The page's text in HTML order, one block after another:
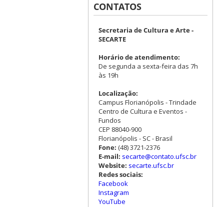
CONTATOS
Secretaria de Cultura e Arte -
SECARTE
Horário de atendimento:
De segunda a sexta-feira das 7h
às 19h
Localização:
Campus Florianópolis - Trindade
Centro de Cultura e Eventos -
Fundos
CEP 88040-900
Florianópolis - SC - Brasil
Fone: (48) 3721-2376
E-mail: secarte@contato.ufsc.br
Website: secarte.ufsc.br
Redes sociais:
Facebook
Instagram
YouTube